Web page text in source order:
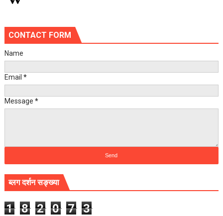
CONTACT FORM
Name
Email *
Message *
ब्लग दर्शन सङ्ख्या
1 8 2 0 7 3